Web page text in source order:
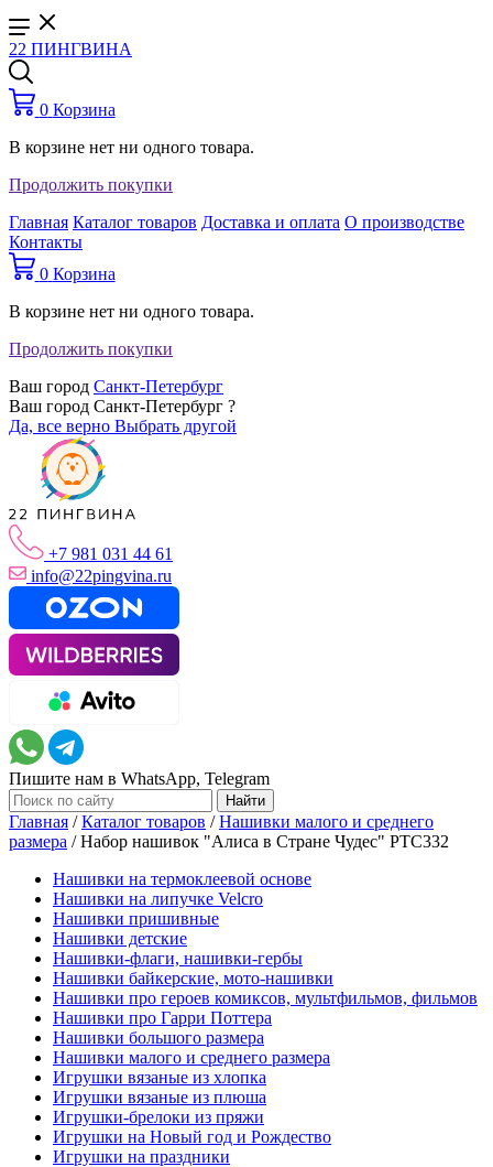
22 ПИНГВИНА
0 Корзина
В корзине нет ни одного товара.
Продолжить покупки
Главная Каталог товаров Доставка и оплата О производстве
Контакты
0 Корзина
В корзине нет ни одного товара.
Продолжить покупки
Ваш город Санкт-Петербург
Ваш город Санкт-Петербург ?
Да, все верно Выбрать другой
+7 981 031 44 61
info@22pingvina.ru
Пишите нам в WhatsApp, Telegram
Главная /Каталог товаров /Нашивки малого и среднего
размера /Набор нашивок "Алиса в Стране Чудес" PTC332
Нашивки на термоклеевой основе
Нашивки на липучке Velcro
Нашивки пришивные
Нашивки детские
Нашивки-флаги, нашивки-гербы
Нашивки байкерские, мото-нашивки
Нашивки про героев комиксов, мультфильмов, фильмов
Нашивки про Гарри Поттера
Нашивки большого размера
Нашивки малого и среднего размера
Игрушки вязаные из хлопка
Игрушки вязаные из плюша
Игрушки-брелоки из пряжи
Игрушки на Новый год и Рождество
Игрушки на праздники